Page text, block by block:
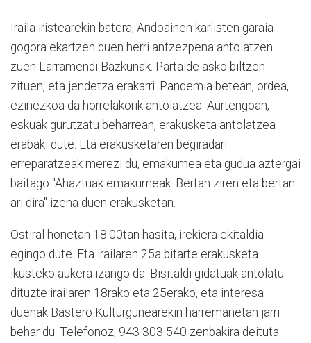
Iraila iristearekin batera, Andoainen karlisten garaia
gogora ekartzen duen herri antzezpena antolatzen
zuen Larramendi Bazkunak. Partaide asko biltzen
zituen, eta jendetza erakarri. Pandemia betean, ordea,
ezinezkoa da horrelakorik antolatzea. Aurtengoan,
eskuak gurutzatu beharrean, erakusketa antolatzea
erabaki dute. Eta erakusketaren begiradari
erreparatzeak merezi du, emakumea eta gudua aztergai
baitago "Ahaztuak emakumeak. Bertan ziren eta bertan
ari dira" izena duen erakusketan.
Ostiral honetan 18:00tan hasita, irekiera ekitaldia
egingo dute. Eta irailaren 25a bitarte erakusketa
ikusteko aukera izango da. Bisitaldi gidatuak antolatu
dituzte irailaren 18rako eta 25erako, eta interesa
duenak Bastero Kulturgunearekin harremanetan jarri
behar du. Telefonoz, 943 303 540 zenbakira deituta.